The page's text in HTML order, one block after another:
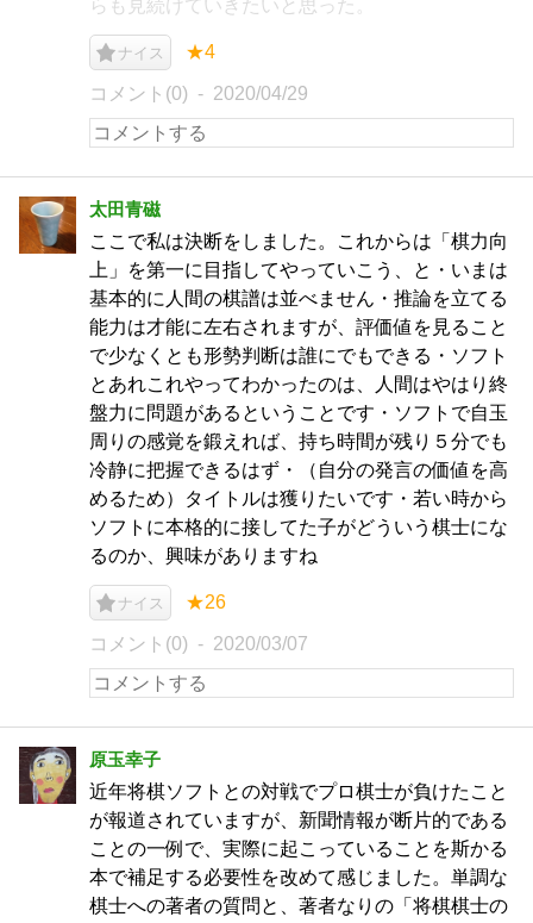
らも見続けていきたいと思った。
ナイス ★4
コメント(0) 2020/04/29
太田青磁
ここで私は決断をしました。これからは「棋力向
上」を第一に目指してやっていこう、と・いまは
基本的に人間の棋譜は並べません・推論を立てる
能力は才能に左右されますが、評価値を見ること
で少なくとも形勢判断は誰にでもできる・ソフト
とあれこれやってわかったのは、人間はやはり終
盤力に問題があるということです・ソフトで自玉
周りの感覚を鍛えれば、持ち時間が残り５分でも
冷静に把握できるはず・（自分の発言の価値を高
めるため）タイトルは獲りたいです・若い時から
ソフトに本格的に接してた子がどういう棋士にな
るのか、興味がありますね
ナイス ★26
コメント(0) 2020/03/07
原玉幸子
近年将棋ソフトとの対戦でプロ棋士が負けたこと
が報道されていますが、新聞情報が断片的である
ことの一例で、実際に起こっていることを斯かる
本で補足する必要性を改めて感じました。単調な
棋士への著者の質問と、著者なりの「将棋棋士の